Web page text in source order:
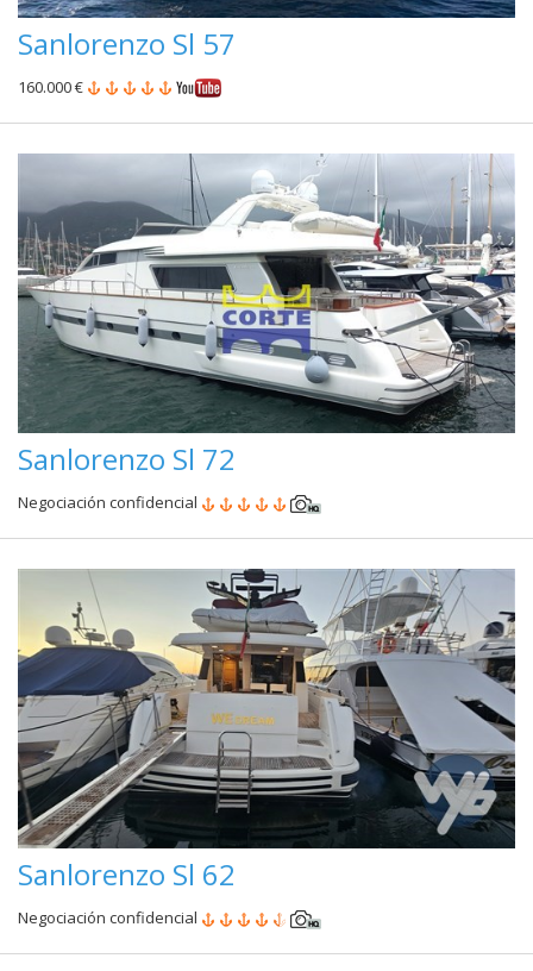
Sanlorenzo Sl 57
160.000 €
Sanlorenzo Sl 72
Negociación confidencial
Sanlorenzo Sl 62
Negociación confidencial